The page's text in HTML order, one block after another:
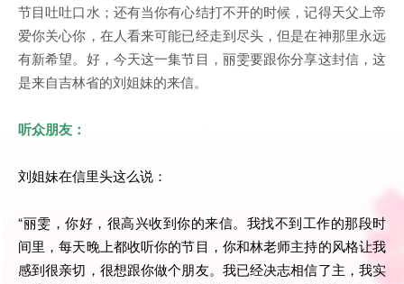
节目吐吐口水；还有当你有心结打不开的时候，记得天父上帝
爱你关心你，在人看来可能已经走到尽头，但是在神那里永远
有新希望。好，今天这一集节目，丽雯要跟你分享这封信，这
是来自吉林省的刘姐妹的来信。
听众朋友：
刘姐妹在信里头这么说：
“丽雯，你好，很高兴收到你的来信。我找不到工作的那段时
间里，每天晚上都收听你的节目，你和林老师主持的风格让我
感到很亲切，很想跟你做个朋友。我已经决志相信了主，我实